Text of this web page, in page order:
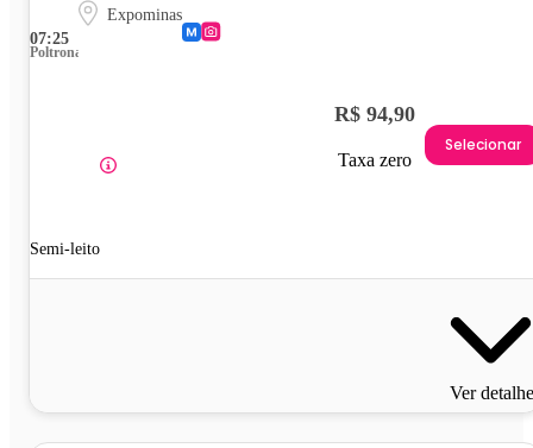
07:25
Expominas
Poltrona
Semi-leito
R$ 94,90
Taxa zero
Selecionar
Ver